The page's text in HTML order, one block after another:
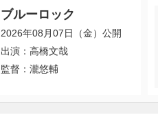
ブルーロック
2026年08月07日（金）公開
出演：高橋文哉
監督：瀧悠輔